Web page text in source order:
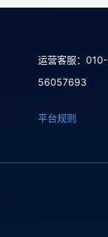
运营客服：010-
56057693
平台规则